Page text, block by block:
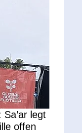
legt
offen